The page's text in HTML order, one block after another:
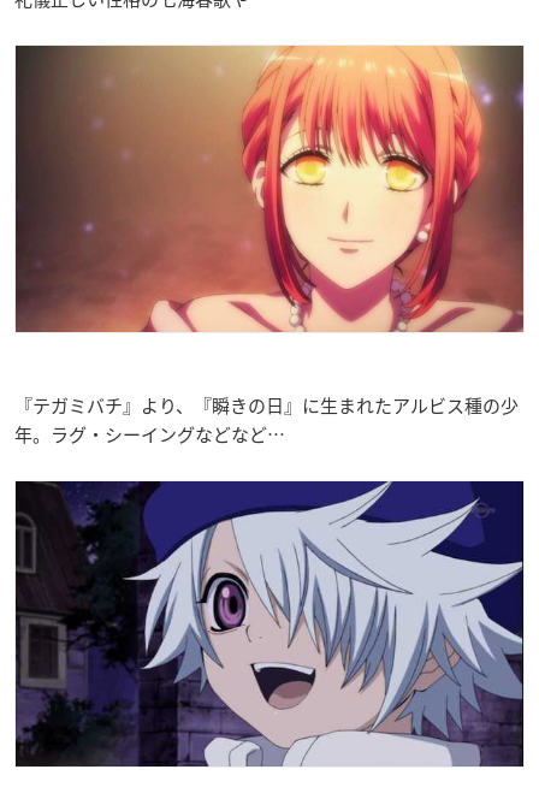
『テガミバチ』より、『瞬きの日』に生まれたアルビス種の少
年。ラグ・シーイングなどなど…